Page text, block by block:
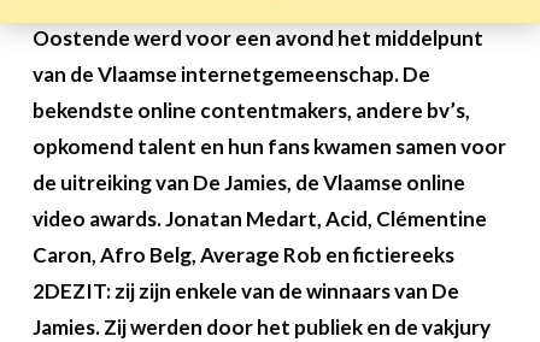
Oostende werd voor een avond het middelpunt
van de Vlaamse internetgemeenschap. De
bekendste online contentmakers, andere bv’s,
opkomend talent en hun fans kwamen samen voor
de uitreiking van De Jamies, de Vlaamse online
video awards. Jonatan Medart, Acid, Clémentine
Caron, Afro Belg, Average Rob en fictiereeks
2DEZIT: zij zijn enkele van de winnaars van De
Jamies. Zij werden door het publiek en de vakjury
Expertise
Toolbox
Over FeWeb
Lid worden Account
Zoeken